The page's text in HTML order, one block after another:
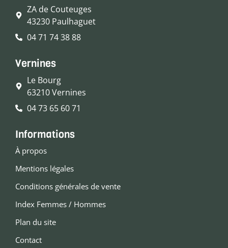
ZA de Couteuges
43230 Paulhaguet
04 71 74 38 88
Vernines
Le Bourg
63210 Vernines
04 73 65 60 71
Informations
À propos
Mentions légales
Conditions générales de vente
Index Femmes / Hommes
Plan du site
Contact